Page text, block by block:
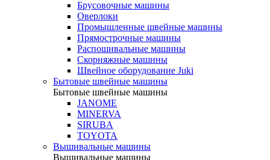
Брусовочные машины
Оверлоки
Промышленные швейные машины
Прямострочные машины
Распошивальные машины
Скорняжные машины
Швейное оборудование Juki
Бытовые швейные машины
Бытовые швейные машины
JANOME
MINERVA
SIRUBA
TOYOTA
Вышивальные машины
Вышивальные машины